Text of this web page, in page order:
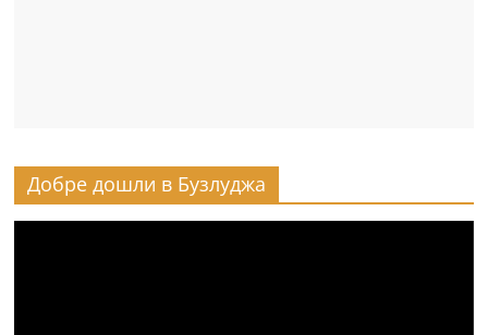
Добре дошли в Бузлуджа